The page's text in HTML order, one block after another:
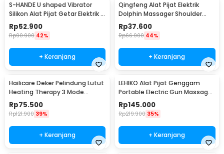
S-HANDE U shaped Vibrator
Silikon Alat Pijat Getar Elektrik -
SHD-S058
Rp52.900
Rp90.900 42%
+ Keranjang
Qingfeng Alat Pijat Elektrik
Dolphin Massager Shoulder
Vibration USB - HK668
Rp37.600
Rp66.900 44%
+ Keranjang
Hailicare Deker Pelindung Lutut
Heating Therapy 3 Mode
Kneepad 1 PCS - 102
Rp75.500
Rp121.900 39%
+ Keranjang
LEHIKO Alat Pijat Genggam
Portable Electric Gun Massage
Rechargeable - KH-320
Rp145.000
Rp219.900 35%
+ Keranjang